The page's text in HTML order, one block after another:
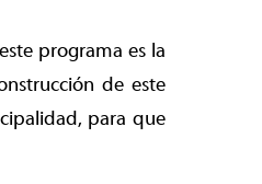
programa es la
de este
para que